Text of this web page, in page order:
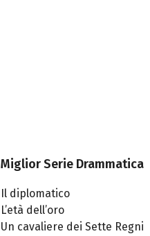
Miglior Serie Drammatica
Il diplomatico
L’età dell’oro
Un cavaliere dei Sette Regni